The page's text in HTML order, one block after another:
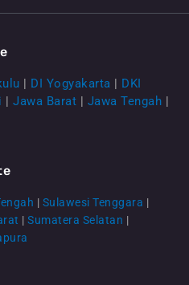
| DI Yogyakarta | DKI
| Jawa Barat | Jawa Tengah |
| Sulawesi Tenggara |
| Sumatera Selatan |